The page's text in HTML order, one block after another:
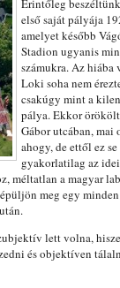
Érintőleg
első saját pályája
amelyet később
Stadion ugyanis
számukra. Az hiába
Loki soha nem
csakúgy mint a
pálya. Ekkor
Gábor utcában,
ahogy, de ettől ez
gyakorlatilag az
méltatlan a magyar
meg egy
lett volna,
és objektíven